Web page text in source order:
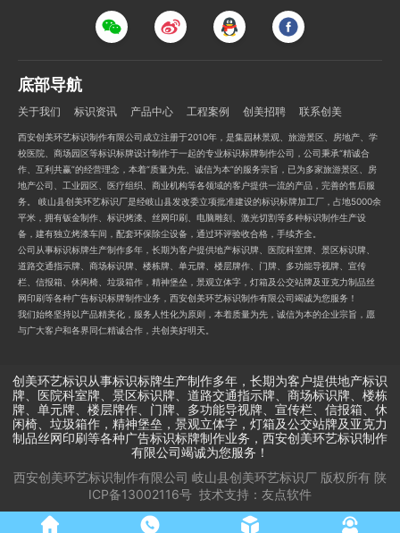
底部导航
关于我们 标识资讯 产品中心 工程案例 创美招聘 联系创美
西安创美环艺标识制作有限公司成立注册于2010年，是集园林景观、旅游景区、房地产、学
校医院、商场园区等标识标牌设计制作于一起的专业标识标牌制作公司，公司秉承“精诚合
作、互利共赢”的经营理念，本着“质量为先、诚信为本”的服务宗旨，已为多家旅游景区、房
地产公司、工业园区、医疗组织、商业机构等各领域的客户提供一流的产品，完善的售后服
务。 岐山县创美环艺标识厂是经岐山县发改委立项批准建设的标识标牌加工厂，占地5000余
平米，拥有钣金制作、标识烤漆、丝网印刷、电脑雕刻、激光切割等多种标识制作生产设
备，建有独立烤漆车间，配套环保除尘设备，通过环评验收合格，手续齐全。
公司从事标识标牌生产制作多年，长期为客户提供地产标识牌、医院科室牌、景区标识牌、
道路交通指示牌、商场标识牌、楼栋牌、单元牌、楼层牌作、门牌、多功能导视牌、宣传
栏、信报箱、休闲椅、垃圾箱作，精神堡垒，景观立体字，灯箱及公交站牌及亚克力制品丝
网印刷等各种广告标识标牌制作业务，西安创美环艺标识制作有限公司竭诚为您服务！
我们始终坚持以产品精美化，服务人性化为原则，本着质量为先，诚信为本的企业宗旨，愿
与广大客户和各界同仁精诚合作，共创美好明天。
创美环艺标识从事标识标牌生产制作多年，长期为客户提供地产标识
牌、医院科室牌、景区标识牌、道路交通指示牌、商场标识牌、楼栋
牌、单元牌、楼层牌作、门牌、多功能导视牌、宣传栏、信报箱、休
闲椅、垃圾箱作，精神堡垒，景观立体字，灯箱及公交站牌及亚克力
制品丝网印刷等各种广告标识标牌制作业务，西安创美环艺标识制作
有限公司竭诚为您服务！
西安创美环艺标识制作有限公司 岐山县创美环艺标识厂 版权所有 陕
ICP备13002116号 技术支持： 友点软件